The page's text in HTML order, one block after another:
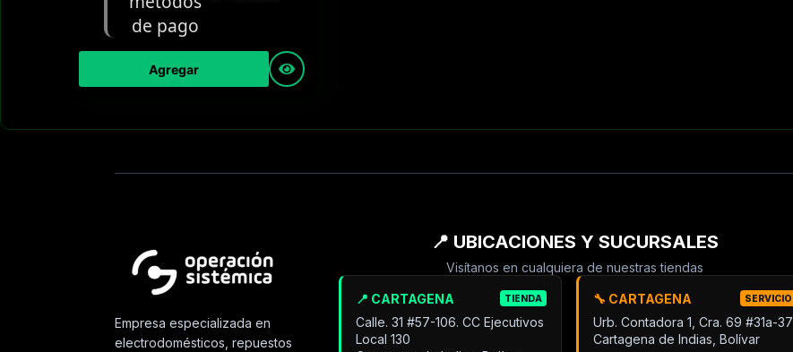
Agregar
Empresa especializada en
electrodomésticos, repuestos
📍 UBICACIONES Y SUCURSALES
Visítanos en cualquiera de nuestras tiendas
📍 CARTAGENA TIENDA
Calle. 31 #57-106. CC Ejecutivos
Local 130
🔧 CARTAGENA SERVICIO
Urb. Contadora 1, Cra. 69 #31a-37
Cartagena de Indias, Bolívar